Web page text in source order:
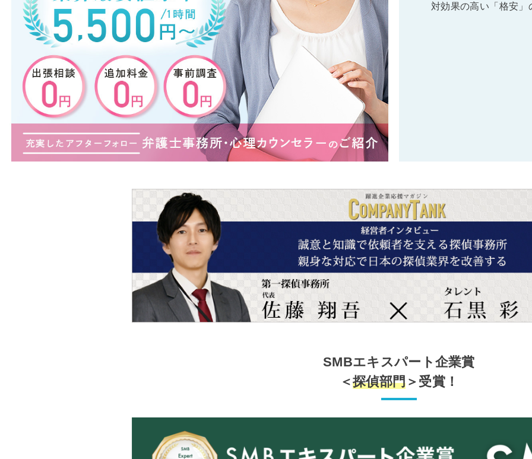
対効果の高い「格安」
SMBエキスパート企業賞
＜探偵部門 ＞受賞！